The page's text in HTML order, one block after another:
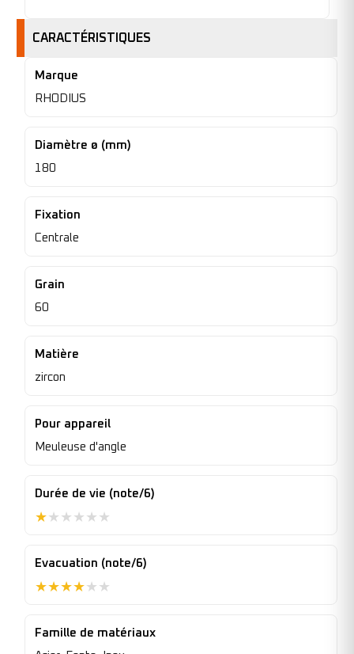
CARACTÉRISTIQUES
Marque
RHODIUS
Diamètre ø (mm)
180
Fixation
Centrale
Grain
60
Matière
zircon
Pour appareil
Meuleuse d'angle
Durée de vie (note/6)
★★ ★ ★ ★ ★
Evacuation (note/6)
★★★★★ ★
Famille de matériaux